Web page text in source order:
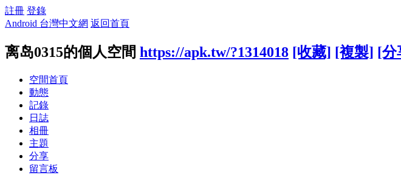
註冊 登錄
Android 台灣中文網 返回首頁
离岛0315的個人空間 https://apk.tw/?1314018 [收藏] [複製] [分
空間首頁
動態
記錄
日誌
相冊
主題
分享
留言板